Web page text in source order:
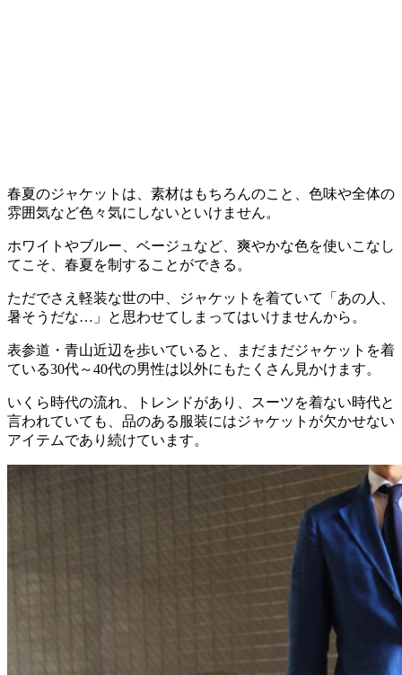
春夏のジャケットは、素材はもちろんのこと、色味や全体の
雰囲気など色々気にしないといけません。
ホワイトやブルー、ベージュなど、爽やかな色を使いこなし
てこそ、春夏を制することができる。
ただでさえ軽装な世の中、ジャケットを着ていて「あの人、
暑そうだな…」と思わせてしまってはいけませんから。
表参道・青山近辺を歩いていると、まだまだジャケットを着
ている30代～40代の男性は以外にもたくさん見かけます。
いくら時代の流れ、トレンドがあり、スーツを着ない時代と
言われていても、品のある服装にはジャケットが欠かせない
アイテムであり続けています。